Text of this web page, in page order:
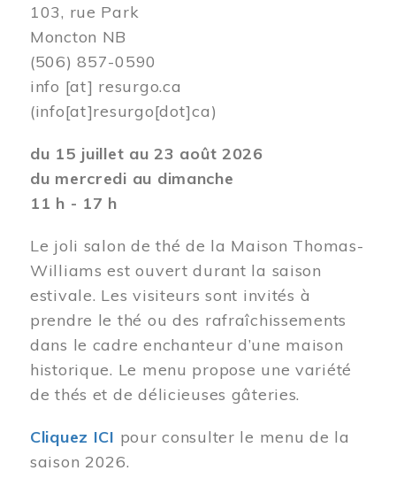
103, rue Park
Moncton NB
(506) 857-0590
info [at] resurgo.ca
(info[at]resurgo[dot]ca)
du 15 juillet au 23 août 2026
du mercredi au dimanche
11 h - 17 h
Le joli salon de thé de la Maison Thomas-
Williams est ouvert durant la saison
estivale. Les visiteurs sont invités à
prendre le thé ou des rafraîchissements
dans le cadre enchanteur d’une maison
historique. Le menu propose une variété
de thés et de délicieuses gâteries.
Cliquez ICI pour consulter le menu de la
saison 2026.